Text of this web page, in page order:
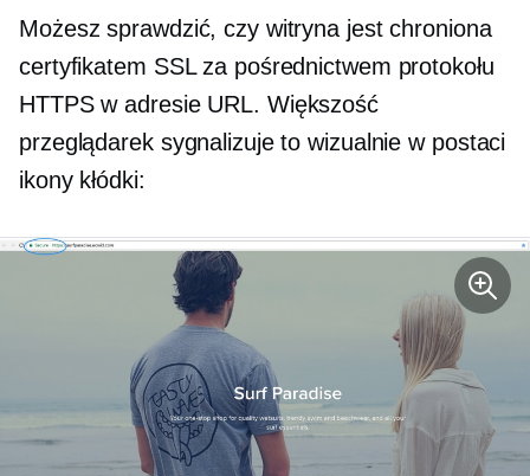
Możesz sprawdzić, czy witryna jest chroniona
certyfikatem SSL za pośrednictwem protokołu
HTTPS w adresie URL. Większość
przeglądarek sygnalizuje to wizualnie w postaci
ikony kłódki: